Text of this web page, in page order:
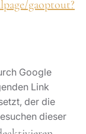
gaoptout?
Google
Link
der die
dieser